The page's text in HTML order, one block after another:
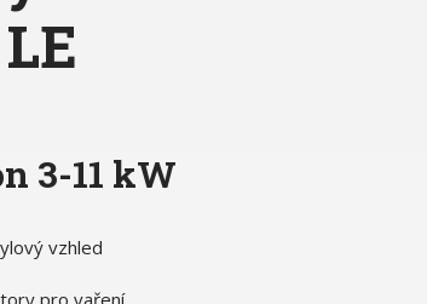
LE
3-11 kW
vzhled
pro vaření